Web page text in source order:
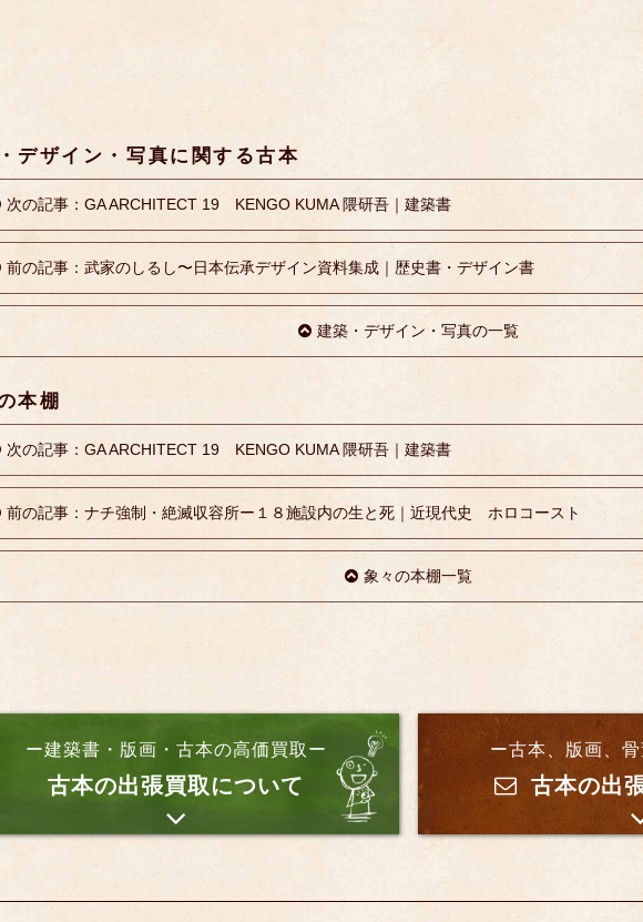
k
デザイン・写真に関する古本
次の記事：GA ARCHITECT 19 KENGO KUMA 隈研吾｜建築書
前の記事：武家のしるし〜日本伝承デザイン資料集成｜歴史書・デザイン書
建築・デザイン・写真の一覧
本棚
次の記事：GA ARCHITECT 19 KENGO KUMA 隈研吾｜建築書
前の記事：ナチ強制・絶滅収容所ー１８施設内の生と死｜近現代史 ホロコースト
象々の本棚一覧
ー建築書・版画・古本の高価買取ー
古本の出張買取について
ー古本、版画、
古本の出